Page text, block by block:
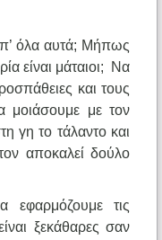
όλα αυτά; Μήπως
είναι μάταιοι; Να
και τους
μοιάσουμε με τον
γη το τάλαντο και
αποκαλεί δούλο
εφαρμόζουμε τις
ξεκάθαρες σαν